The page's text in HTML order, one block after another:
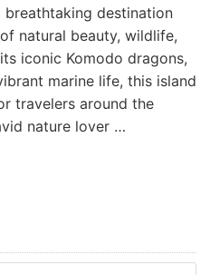
breathtaking destination
natural beauty, wildlife,
iconic Komodo dragons,
marine life, this island
travelers around the
nature lover …